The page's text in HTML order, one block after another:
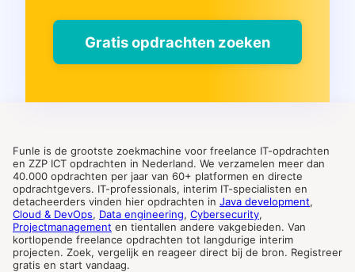
Gratis opdrachten zoeken
Funle is de grootste zoekmachine voor freelance IT-opdrachten
en ZZP ICT opdrachten in Nederland. We verzamelen meer dan
40.000 opdrachten per jaar van 60+ platformen en directe
opdrachtgevers. IT-professionals, interim IT-specialisten en
detacheerders vinden hier opdrachten in Java development,
Cloud & DevOps, Data engineering, Cybersecurity,
Projectmanagement en tientallen andere vakgebieden. Van
kortlopende freelance opdrachten tot langdurige interim
projecten. Zoek, vergelijk en reageer direct bij de bron. Registreer
gratis en start vandaag.